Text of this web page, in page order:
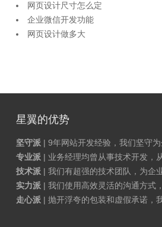
网页设计尺寸怎么定
企业微信开发功能
网页设计做多大
星翼的优势
坚守派 | 9年网站开发经验，我们坚守
专业派 | 业务经理均曾从事技术开发，
技术派 | 我们有超强的技术团队，为企
实力派 | 我们使用高效灵活的沟通方式
走心派 | 抛开浮夸的包装和虚假承诺，